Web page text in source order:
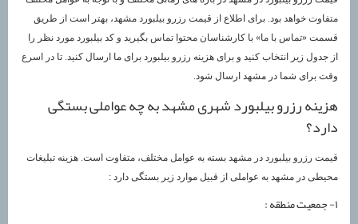
متفاوت خواهد بود. برای اطلاع از قیمت رزرو بیلبورد مشهد، بهتر است از طریق
قسمت «تماس با ما» با کارشناسان محتوا تماس بگیرید و کد بیلبورد مورد نظر را
از جدول زیر انتخاب کنید و برای هزینه رزرو بیلبورد برای ما ارسال کنید. تا در اسرع
وقت برای شما در مشهد ارسال شود.
هزینه رزرو بیلبورد شهری مشهد به چه عواملی بستگی
دارد؟
قیمت رزرو بیلبورد در مشهد بسته به عوامل مختلف، متفاوت است. هزینه تبلیغات
محیطی در مشهد به عواملی از قبیل موارد زیر بستگی دارد :
۱- جمعیت منطقه :